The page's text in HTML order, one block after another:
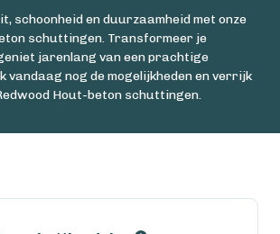
schoonheid en duurzaamheid met onze
schuttingen. Transformeer je
jarenlang van een prachtige
vandaag nog de mogelijkheden en verrijk
Hout-beton schuttingen.